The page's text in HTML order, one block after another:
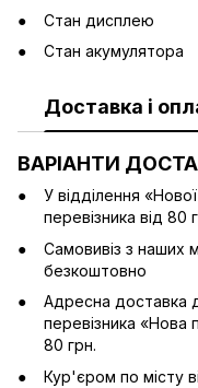
Стан дисплею
Стан акумулятора
Доставка і
ВАРІАНТИ
У відділення
перевізника від 80
Cамовивіз з наших
безкоштовно
Адресна доставка
перевізника «Нова
80 грн.
Кур'єром по місту